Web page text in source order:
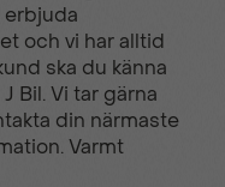
(fjärrstyrt)
mätarhus
erbjuda
och vi har alltid
ska du känna
Bil. Vi tar gärna
din närmaste
Varmt